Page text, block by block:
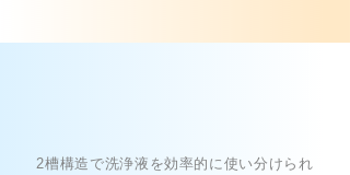
2槽構造で洗浄液を効率的に使い分けられ